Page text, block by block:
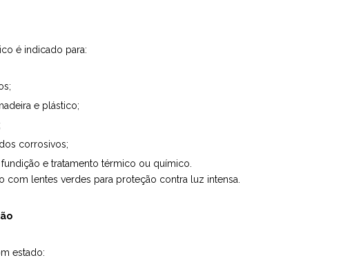
é indicado para:
e plástico;
corrosivos;
e tratamento térmico ou químico.
com lentes verdes para proteção contra luz intensa.
estado: